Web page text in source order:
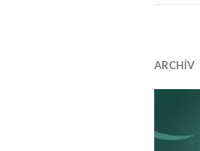
ARCHÍV